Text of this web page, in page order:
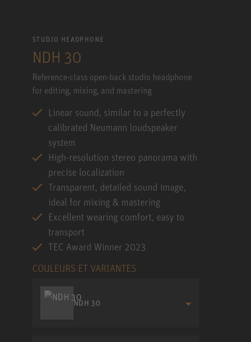
STUDIO HEADPHONE
NDH 30
Reference-class open-back studio headphone
for editing, mixing, and mastering
Linear sound, similar to a perfectly
calibrated Neumann loudspeaker
system
High-resolution stereo panorama with
precise localization
Transparent, detailed sound image,
ideal for mixing & mastering
Excellent wearing comfort, easy to
transport
TEC Award Winner 2023
COULEURS ET VARIANTES
NDH 30